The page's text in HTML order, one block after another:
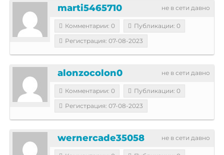
не в сети давно
marti5465710
Комментарии: 0
Публикации: 0
Регистрация: 07-08-2023
не в сети давно
alonzocolon0
Комментарии: 0
Публикации: 0
Регистрация: 07-08-2023
не в сети давно
wernercade35058